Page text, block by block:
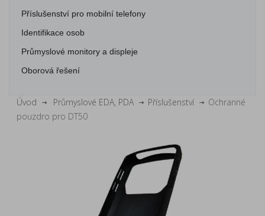
Příslušenství pro mobilní telefony
Identifikace osob
Průmyslové monitory a displeje
Oborová řešení
Úvod Průmyslové EDA, PDA Příslušenství
Ochranné
pouzdro pro DT50